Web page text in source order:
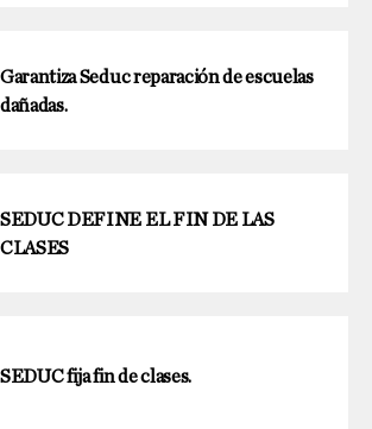
Garantiza Seduc reparación de escuelas
dañadas.
SEDUC DEFINE EL FIN DE LAS
CLASES
SEDUC fija fin de clases.